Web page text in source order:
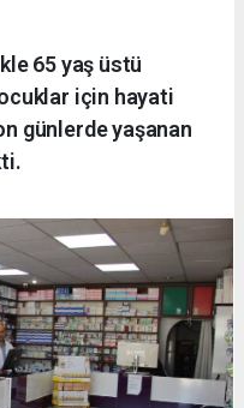
65 yaş üstü
için hayati
günlerde yaşanan